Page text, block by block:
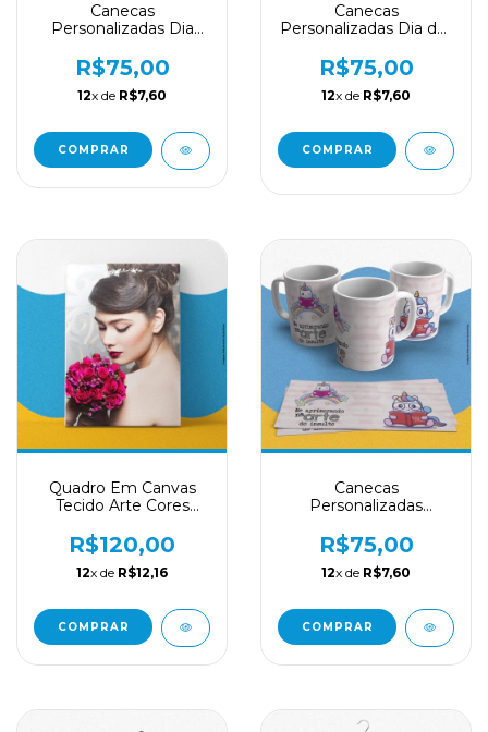
Canecas
Personalizadas Dia
Estampas Diversas
R$75,00
12x de R$7,60
COMPRAR
Canecas
Personalizadas Dia das
R$75,00
12x de R$7,60
Quadro Em Canvas
Tecido Arte Cores
R$120,00
12x de R$12,16
COMPRAR
Canecas
Personalizadas
R$75,00
12x de R$7,60
COMPRAR